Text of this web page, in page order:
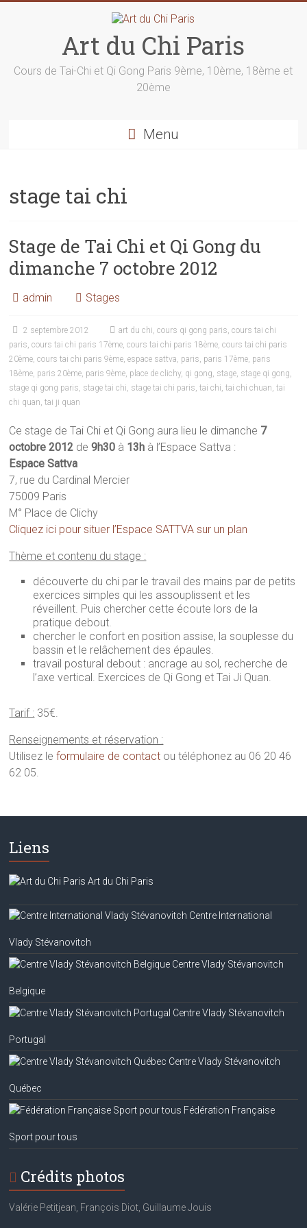
Art du Chi Paris
Cours de Tai-Chi et Qi Gong Paris 9ème, 10ème, 18ème et
20ème
Menu
stage tai chi
Stage de Tai Chi et Qi Gong du
dimanche 7 octobre 2012
admin Stages
2 septembre 2012 art du chi,cours qi gong paris,cours tai chi
paris,cours tai chi paris 17ème,cours tai chi paris 18ème,cours tai chi paris
20ème,cours tai chi paris 9ème,espace sattva, paris, paris 17ème, paris
18ème, paris 20ème, paris 9ème, place de clichy, qi gong, stage, stage qi gong,
stage qi gong paris, stage tai chi, stage tai chi paris,tai chi,tai chi chuan,tai
chi quan,tai ji quan
Ce stage de Tai Chi et Qi Gong aura lieu le dimanche 7
octobre 2012 de9h30 à 13h à l’Espace Sattva :
Espace Sattva
7, rue du Cardinal Mercier
75009 Paris
M° Place de Clichy
Cliquez ici pour situer l’Espace SATTVA sur un plan
Thème et contenu du stage :
découverte du chi par le travail des mains par de petits
exercices simples qui les assouplissent et les
réveillent. Puis chercher cette écoute lors de la
pratique debout.
chercher le confort en position assise, la souplesse du
bassin et le relâchement des épaules.
travail postural debout : ancrage au sol, recherche de
l’axe vertical. Exercices de Qi Gong et Tai Ji Quan.
Tarif : 35€.
Renseignements et réservation :
Utilisez leformulaire de contact ou téléphonez au 06 20 46
62 05.
Liens
Art du Chi Paris
Centre International
Vlady Stévanovitch
Centre Vlady Stévanovitch
Belgique
Centre Vlady Stévanovitch
Portugal
Centre Vlady Stévanovitch
Québec
Fédération Française
Sport pour tous
Crédits photos
Valérie Petitjean, François Diot, Guillaume Jouis